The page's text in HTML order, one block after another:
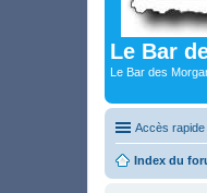
Le Bar
Le Bar des
Accès rapide
Index du